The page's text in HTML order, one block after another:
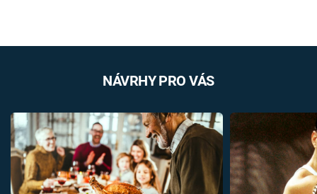
NÁVRHY PRO VÁS